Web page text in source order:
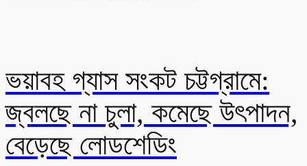
ভয়াবহ গ্যাস সংকট চট্টগ্রামে:
জ্বলছে না চুলা, কমেছে উৎপাদন,
বেড়েছে লোডশেডিং